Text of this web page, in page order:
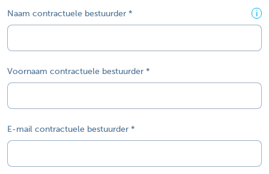
Naam contractuele bestuurder i
Voornaam contractuele bestuurder
E-mail contractuele bestuurder